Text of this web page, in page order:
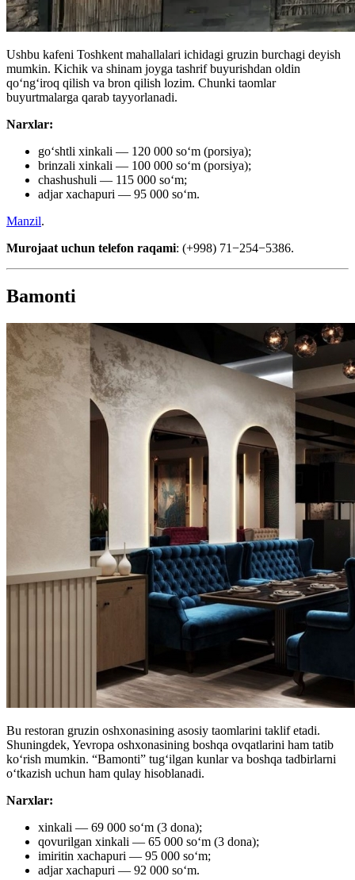
Ushbu kafeni Toshkent mahallalari ichidagi gruzin burchagi deyish
mumkin. Kichik va shinam joyga tashrif buyurishdan oldin
qoʻngʻiroq qilish va bron qilish lozim. Chunki taomlar
buyurtmalarga qarab tayyorlanadi.
Narxlar:
goʻshtli xinkali — 120 000 soʻm (porsiya);
brinzali xinkali — 100 000 soʻm (porsiya);
chashushuli — 115 000 soʻm;
adjar xachapuri — 95 000 soʻm.
Manzil.
Murojaat uchun telefon raqami: (+998) 71−254−5386.
Bamonti
Bu restoran gruzin oshxonasining asosiy taomlarini taklif etadi.
Shuningdek, Yevropa oshxonasining boshqa ovqatlarini ham tatib
koʻrish mumkin. “Bamonti” tugʻilgan kunlar va boshqa tadbirlarni
oʻtkazish uchun ham qulay hisoblanadi.
Narxlar:
xinkali — 69 000 soʻm (3 dona);
qovurilgan xinkali — 65 000 soʻm (3 dona);
imiritin xachapuri — 95 000 soʻm;
adjar xachapuri — 92 000 soʻm.